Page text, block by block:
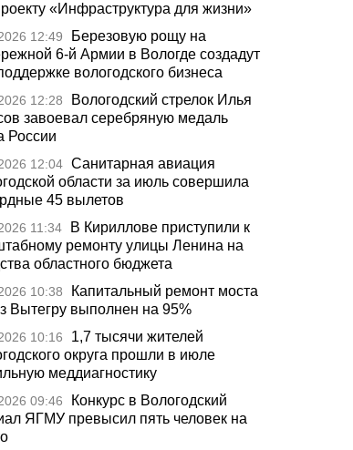
«Инфраструктура для жизни»
12:49
Березовую рощу на
6-й Армии в Вологде создадут
вологодского бизнеса
12:28
Вологодский стрелок Илья
завоевал серебряную медаль
России
12:04 Санитарная авиация
области за июль совершила
45 вылетов
11:34
В Кириллове приступили к
ремонту улицы Ленина на
областного бюджета
10:38
Капитальный ремонт моста
Вытегру выполнен на 95%
10:16
1,7 тысячи жителей
округа прошли в июле
меддиагностику
09:46
Конкурс в Вологодский
ЯГМУ превысил пять человек на